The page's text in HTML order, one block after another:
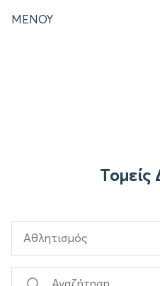
ΜΕΝΟΥ
Αθλητισμός